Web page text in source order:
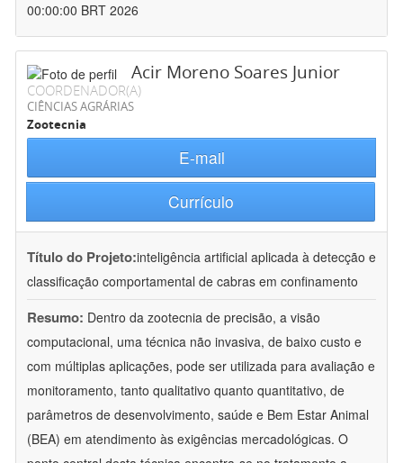
00:00:00 BRT 2026
Acir Moreno Soares Junior
COORDENADOR(A)
CIÊNCIAS AGRÁRIAS
Zootecnia
E-mail
Currículo
Título do Projeto:inteligência artificial aplicada à detecção e
classificação comportamental de cabras em confinamento
Resumo: Dentro da zootecnia de precisão, a visão
computacional, uma técnica não invasiva, de baixo custo e
com múltiplas aplicações, pode ser utilizada para avaliação e
monitoramento, tanto qualitativo quanto quantitativo, de
parâmetros de desenvolvimento, saúde e Bem Estar Animal
(BEA) em atendimento às exigências mercadológicas. O